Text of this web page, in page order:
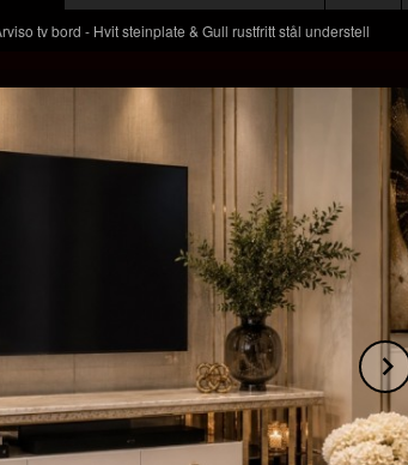
tv bord - Hvit steinplate & Gull rustfritt stål understell